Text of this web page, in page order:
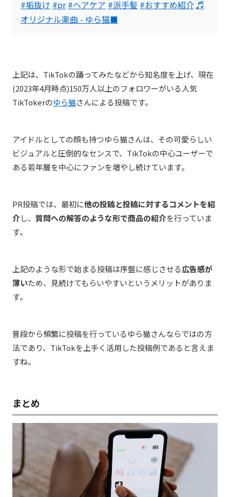
#垢抜け #pr #ヘアケア #派手髪 #おすすめ紹介♬
オリジナル楽曲 - ゆら猫‍⬛
上記は、TikTokの踊ってみたなどから知名度を上げ、現在
(2023年4月時点)150万人以上のフォロワーがいる人気
TikTokerのゆら猫さんによる投稿です。
アイドルとしての顔も持つゆら猫さんは、 その可愛らしい
ビジュアルと圧倒的なセンスで、TikTokの中心ユーザーで
ある若年層を中心にファンを増やし続けています。
PR投稿では、最初に他の投稿と投稿に対するコメントを紹
介し、 質問への解答のような形で商品の紹介を行っていま
す。
上記のような形で始まる投稿は序盤に感じさせる広告感が
薄いため、見続けてもらいやすいというメリットがありま
す。
普段から頻繁に投稿を行っているゆら猫さんならではの方
法であり、TikTokを上手く活用した投稿例であると言えま
すね。
まとめ